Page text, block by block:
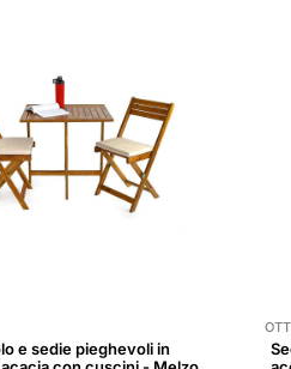
e sedie pieghevoli in